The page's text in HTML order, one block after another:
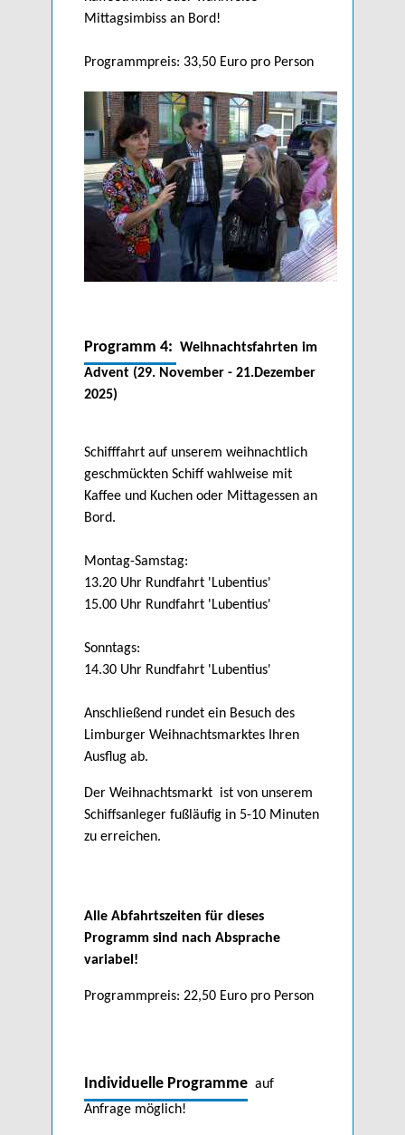
Mittagsimbiss an Bord!
Programmpreis: 33,50 Euro pro Person
Programm 4: Weihnachtsfahrten im
Advent (29. November - 21.Dezember
2025)
Schifffahrt auf unserem weihnachtlich
geschmückten Schiff wahlweise mit
Kaffee und Kuchen oder Mittagessen an
Bord.
Montag-Samstag:
13.20 Uhr Rundfahrt 'Lubentius'
15.00 Uhr Rundfahrt 'Lubentius'
Sonntags:
14.30 Uhr Rundfahrt 'Lubentius'
Anschließend rundet ein Besuch des
Limburger Weihnachtsmarktes Ihren
Ausflug ab.
Der Weihnachtsmarkt ist von unserem
Schiffsanleger fußläufig in 5-10 Minuten
zu erreichen.
Alle Abfahrtszeiten für dieses
Programm sind nach Absprache
variabel!
Programmpreis: 22,50 Euro pro Person
Individuelle Programmeauf
Anfrage möglich!